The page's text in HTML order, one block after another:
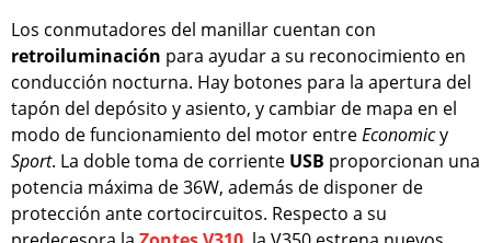
Los conmutadores del manillar cuentan con
retroiluminación para ayudar a su reconocimiento en
conducción nocturna. Hay botones para la apertura del
tapón del depósito y asiento, y cambiar de mapa en el
modo de funcionamiento del motor entreEconomicy
Sport. La doble toma de corriente USB proporcionan una
potencia máxima de 36W, además de disponer de
protección ante cortocircuitos. Respecto a su